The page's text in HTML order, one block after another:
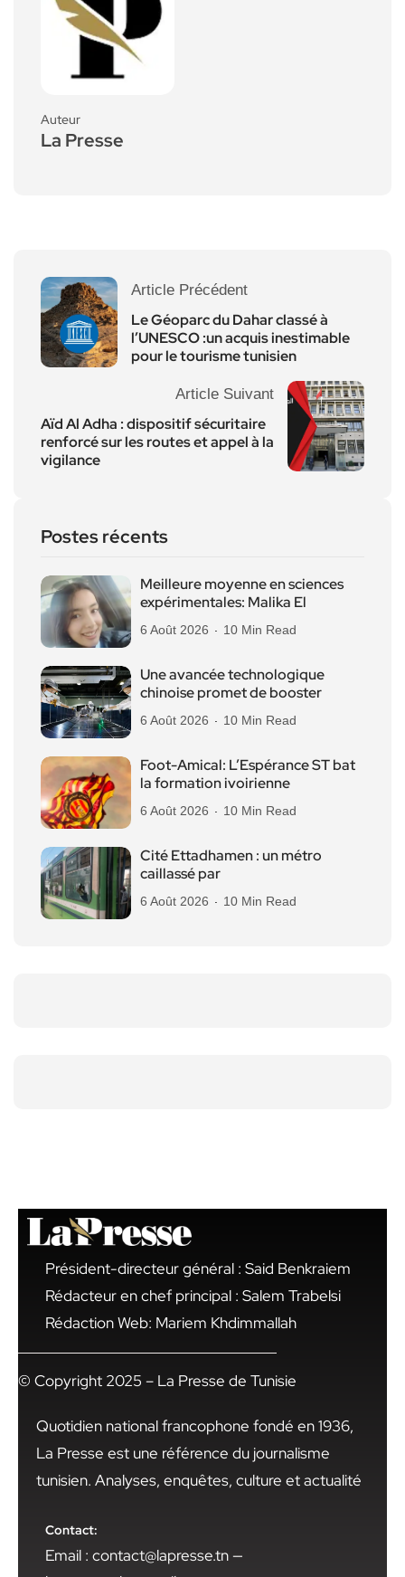
Auteur
La Presse
Article Précédent
Le Géoparc du Dahar classé à
l’UNESCO :un acquis inestimable
pour le tourisme tunisien
Article Suivant
Aïd Al Adha : dispositif sécuritaire
renforcé sur les routes et appel à la
vigilance
Postes récents
Meilleure moyenne en sciences
expérimentales: Malika El
6 Août 2026 10 Min Read
Une avancée technologique
chinoise promet de booster
6 Août 2026 10 Min Read
Foot-Amical: L’Espérance ST bat
la formation ivoirienne
6 Août 2026 10 Min Read
Cité Ettadhamen : un métro
caillassé par
6 Août 2026 10 Min Read
Président-directeur général : Said Benkraiem
Rédacteur en chef principal : Salem Trabelsi
Rédaction Web: Mariem Khdimmallah
© Copyright 2025 – La Presse de Tunisie
Quotidien national francophone fondé en 1936,
La Presse est une référence du journalisme
tunisien. Analyses, enquêtes, culture et actualité
Contact:
Email : contact@lapresse.tn —